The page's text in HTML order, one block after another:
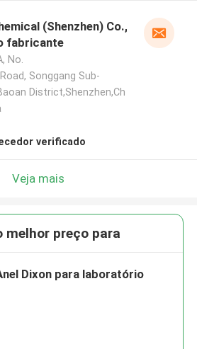
(Shenzhen) Co., Ltd
fabricante
No.
Songgang Sub-
District,Shenzhen,Ch
verificado
Veja mais
melhor preço para
Dixon para laboratório